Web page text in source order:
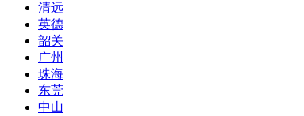
清远
英德
韶关
广州
珠海
东莞
中山